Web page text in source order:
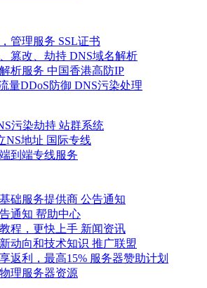
管理服务 SSL证书
篡改、劫持 DNS域名解析
析服务 中国香港高防IP
量DDoS防御 DNS污染处理
污染劫持 站群系统
NS地址 国际专线
到端专线服务
础服务提供商 公告通知
通知 帮助中心
程，更快上手 新闻资讯
动向和技术知识 推广联盟
返利，最高15% 服务器赞助计划
理服务器资源